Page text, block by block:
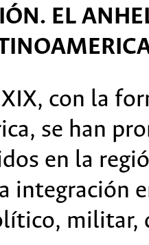
EL
con la
se han
en la
integración